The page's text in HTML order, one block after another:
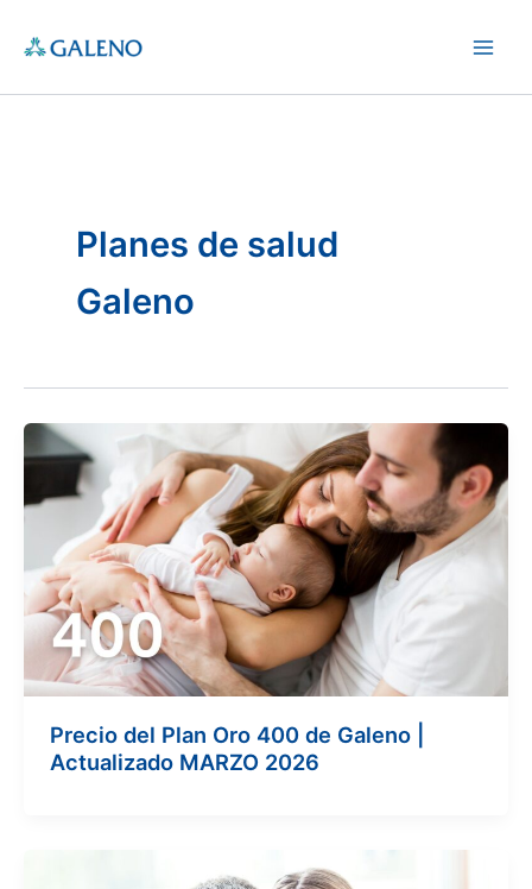
Planes de salud
Galeno
Precio del Plan Oro 400 de Galeno |
Actualizado MARZO 2026